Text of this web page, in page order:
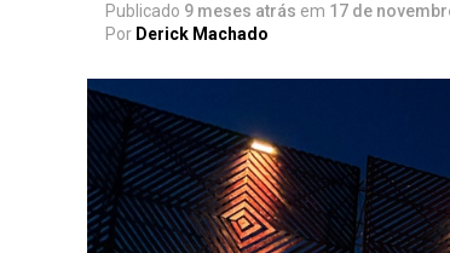
Publicado 9 meses atrás em 17 de
Por Derick Machado